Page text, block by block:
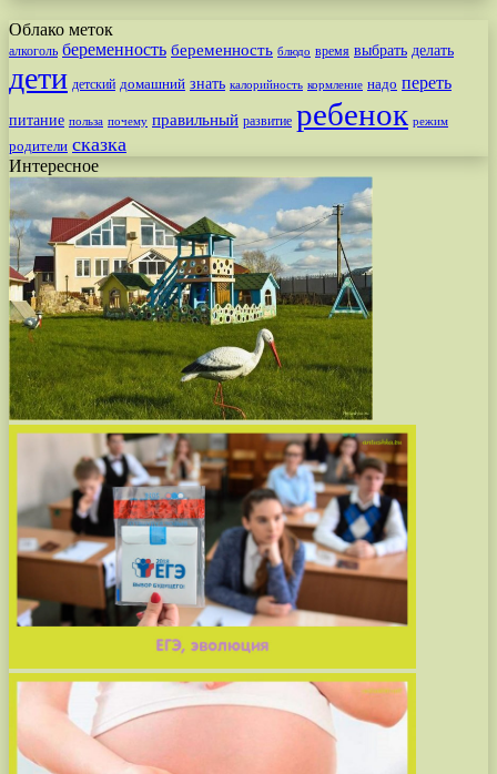
Облако меток
алкоголь беременность беременность блюдо время выбрать делать
дети детский домашний знать калорийность кормление надо переть
питание польза почему правильный развитие ребенок режим
родители сказка
Интересное